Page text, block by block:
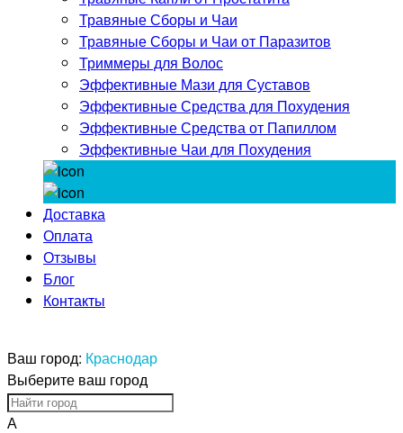
Травяные Сборы и Чаи
Травяные Сборы и Чаи от Паразитов
Триммеры для Волос
Эффективные Мази для Суставов
Эффективные Средства для Похудения
Эффективные Средства от Папиллом
Эффективные Чаи для Похудения
Доставка
Оплата
Отзывы
Блог
Контакты
Ваш город: Краснодар
Выберите ваш город
А